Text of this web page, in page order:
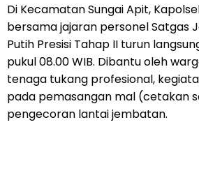
Di Kecamatan Sungai Apit,
bersama jajaran personel Satgas
Putih Presisi Tahap II turun
pukul 08.00 WIB. Dibantu oleh
tenaga tukang profesional,
pada pemasangan mal (cetakan
pengecoran lantai jembatan.